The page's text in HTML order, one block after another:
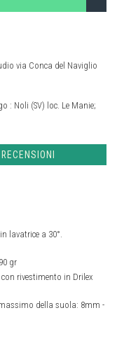
via Conca del Naviglio
: Noli (SV) loc. Le Manie;
lavatrice a 30°.
gr
rivestimento in Drilex
della suola: 8mm -